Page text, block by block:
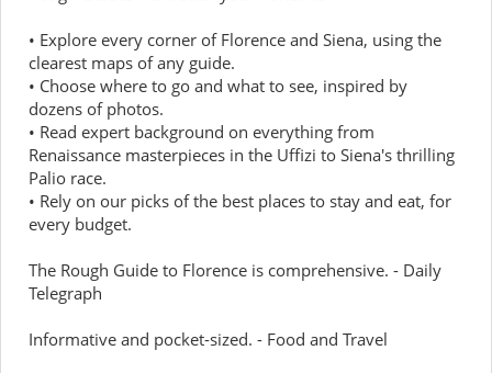
• Explore every corner of Florence and Siena, using the
clearest maps of any guide.
• Choose where to go and what to see, inspired by
dozens of photos.
• Read expert background on everything from
Renaissance masterpieces in the Uffizi to Siena's thrilling
Palio race.
• Rely on our picks of the best places to stay and eat, for
every budget.
The Rough Guide to Florence is comprehensive. - Daily
Telegraph
Informative and pocket-sized. - Food and Travel